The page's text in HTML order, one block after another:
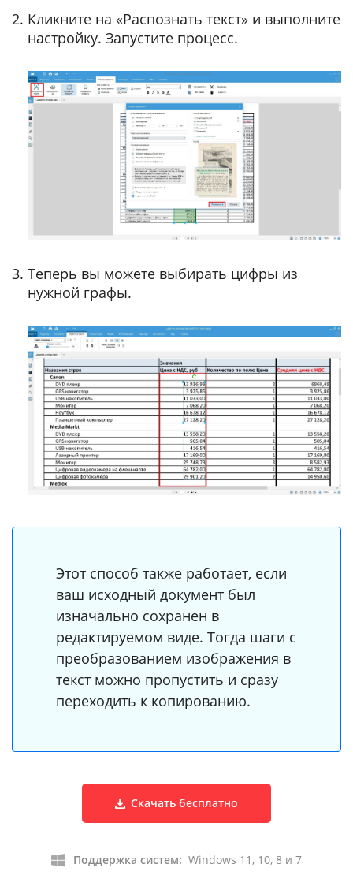
Кликните на «Распознать текст» и выполните
настройку. Запустите процесс.
Теперь вы можете выбирать цифры из
нужной графы.
Этот способ также работает, если
ваш исходный документ был
изначально сохранен в
редактируемом виде. Тогда шаги с
преобразованием изображения в
текст можно пропустить и сразу
переходить к копированию.
Скачать бесплатно
Поддержка систем: Windows 11, 10, 8 и 7